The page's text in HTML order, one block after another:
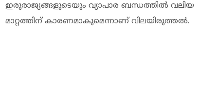
ഇരുരാജ്യങ്ങളുടെയും വ്യാപാര ബന്ധത്തിൽ വലിയ
മാറ്റത്തിന് കാരണമാകുമെന്നാണ് വിലയിരുത്തൽ.